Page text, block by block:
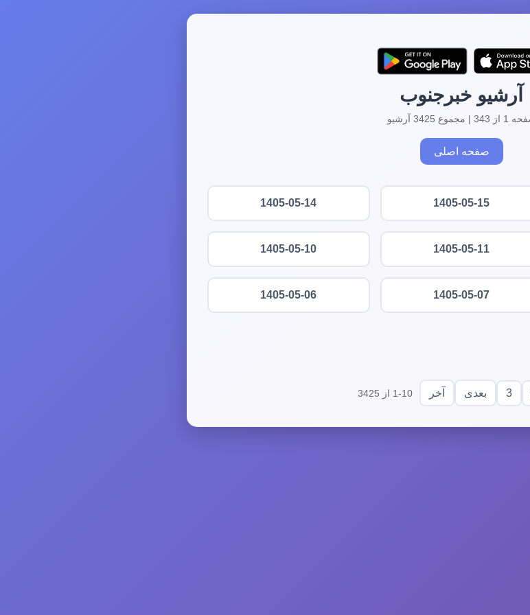
آرشیو خبرجنوب
| مجموع 3425 آرشیو
صفحه اصلی
1405-05-15
1405-05-14
1405-05-11
1405-05-10
1405-05-07
1405-05-06
3 بعدی آخر 1-10 از 3425